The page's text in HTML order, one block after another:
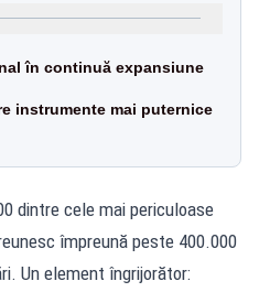
în continuă expansiune
instrumente mai puternice
dintre cele mai periculoase
împreună peste 400.000
Un element îngrijorător: